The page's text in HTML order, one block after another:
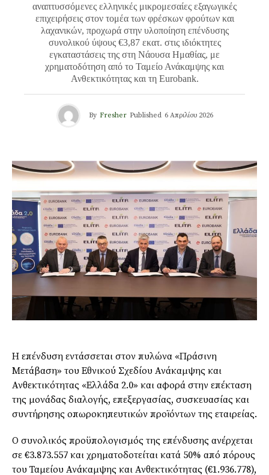
αναπτυσσόμενες ελληνικές μικρομεσαίες εξαγωγικές
επιχειρήσεις στον τομέα των φρέσκων φρούτων και
λαχανικών, προχωρά στην υλοποίηση επένδυσης
συνολικού ύψους €3,87 εκατ. στις ιδιόκτητες
εγκαταστάσεις της στη Νάουσα Ημαθίας, με
χρηματοδότηση από το Ταμείο Ανάκαμψης και
Ανθεκτικότητας και τη Eurobank.
By Fresher Published 6 Απριλίου 2026
Η επένδυση εντάσσεται στον πυλώνα «Πράσινη
Μετάβαση» του Εθνικού Σχεδίου Ανάκαμψης και
Ανθεκτικότητας «Ελλάδα 2.0» και αφορά στην επέκταση
της μονάδας διαλογής, επεξεργασίας, συσκευασίας και
συντήρησης οπωροκηπευτικών προϊόντων της εταιρείας.
Ο συνολικός προϋπολογισμός της επένδυσης ανέρχεται
σε €3.873.557 και χρηματοδοτείται κατά 50% από πόρους
του Ταμείου Ανάκαμψης και Ανθεκτικότητας (€1.936.778),